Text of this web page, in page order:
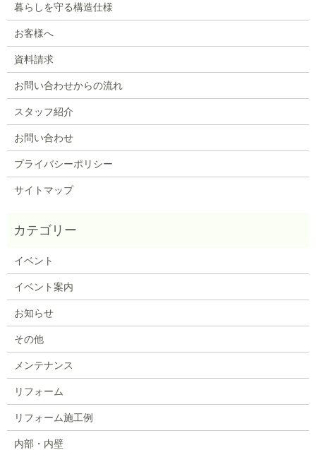
暮らしを守る構造仕様
お客様へ
資料請求
お問い合わせからの流れ
スタッフ紹介
お問い合わせ
プライバシーポリシー
サイトマップ
イベント
イベント案内
お知らせ
その他
メンテナンス
リフォーム
リフォーム施工例
内部・内壁